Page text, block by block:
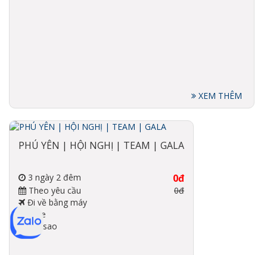
XEM THÊM
PHÚ YÊN | HỘI NGHỊ | TEAM | GALA
3 ngày 2 đêm
Theo yêu cầu
Đi về bằng máy
bay, xe
3-5 sao
0đ
0đ